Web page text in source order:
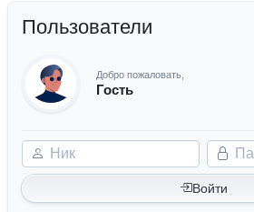
Пользователи
Добро пожаловать,
Гость
Ник Пароль
Войти